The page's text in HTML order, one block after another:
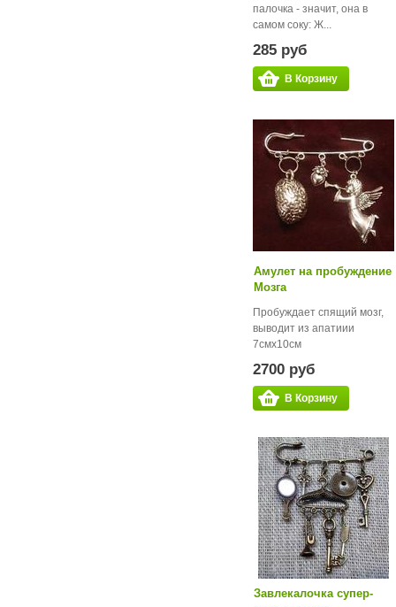
палочка - значит, она в
самом соку: Ж...
285 руб
В Корзину
Амулет на пробуждение
Мозга
Пробуждает спящий мозг,
выводит из апатиии
7смх10см
2700 руб
В Корзину
Завлекалочка супер-